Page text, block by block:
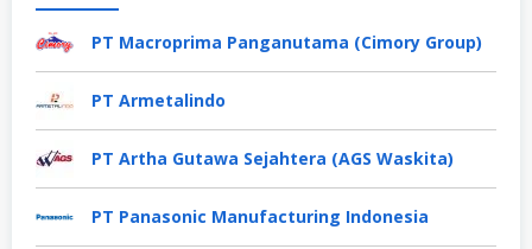
PT Macroprima Panganutama (Cimory Group)
PT Armetalindo
PT Artha Gutawa Sejahtera (AGS Waskita)
PT Panasonic Manufacturing Indonesia